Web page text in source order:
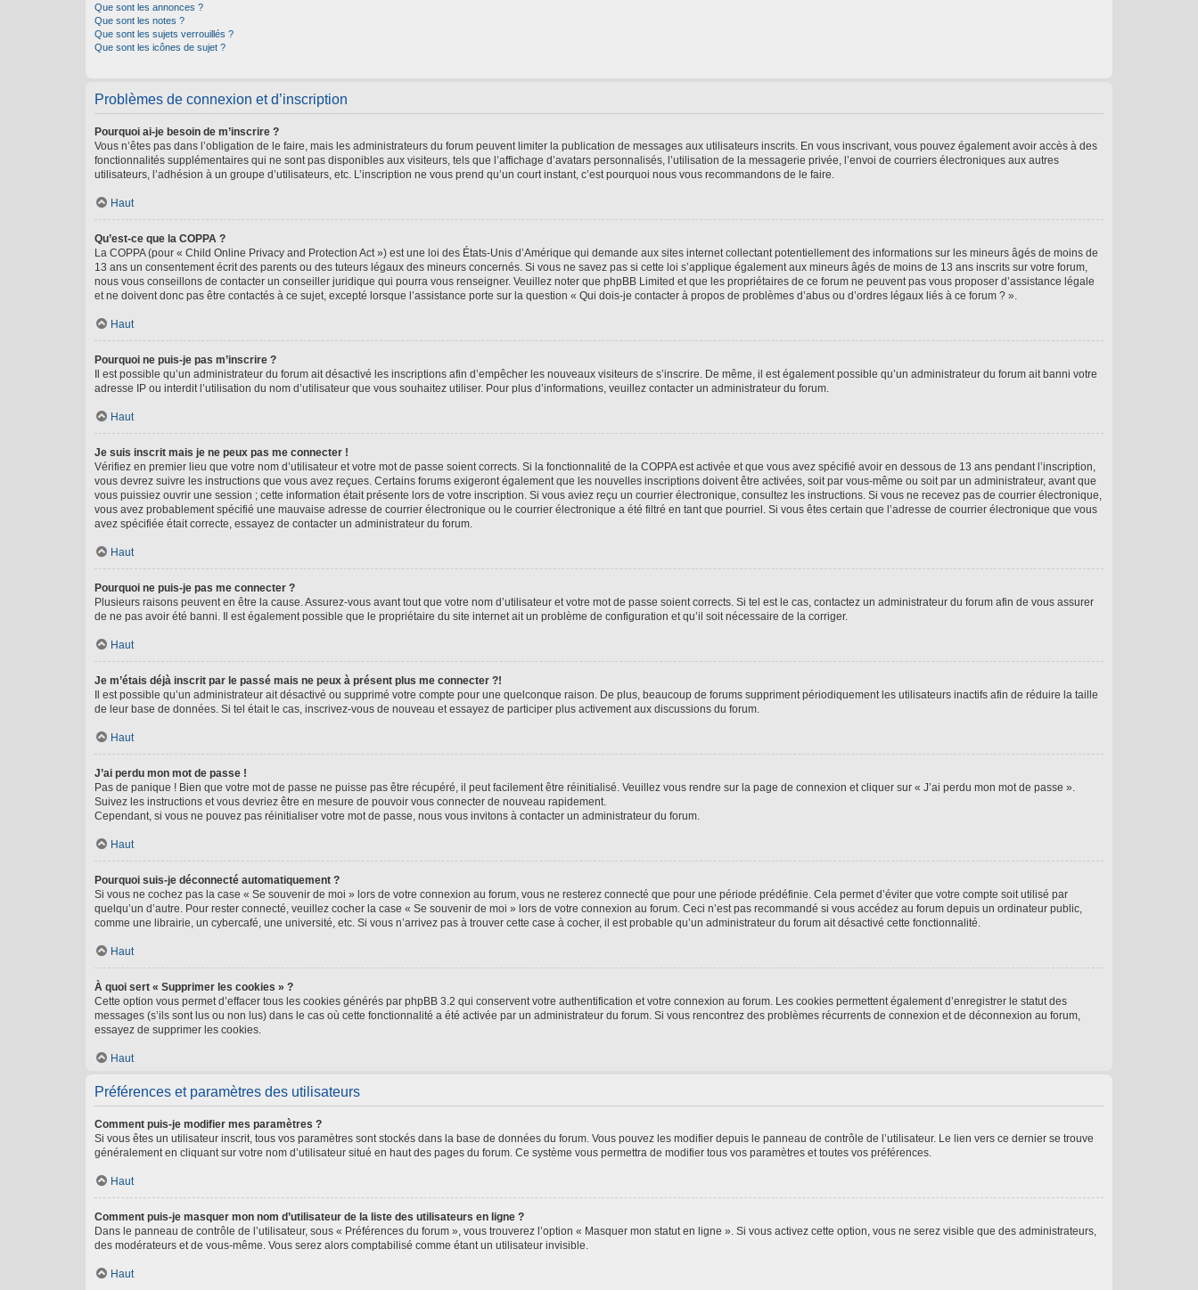
Que sont les annonces ?
Que sont les notes ?
Que sont les sujets verrouillés ?
Que sont les icônes de sujet ?
Problèmes de connexion et d’inscription
Pourquoi ai-je besoin de m’inscrire ?
Vous n’êtes pas dans l’obligation de le faire, mais les administrateurs du forum peuvent limiter la publication de messages aux utilisateurs inscrits. En vous inscrivant, vous pouvez également avoir accès à des
fonctionnalités supplémentaires qui ne sont pas disponibles aux visiteurs, tels que l’affichage d’avatars personnalisés, l’utilisation de la messagerie privée, l’envoi de courriers électroniques aux autres
utilisateurs, l’adhésion à un groupe d’utilisateurs, etc. L’inscription ne vous prend qu’un court instant, c’est pourquoi nous vous recommandons de le faire.
Haut
Qu’est-ce que la COPPA ?
La COPPA (pour « Child Online Privacy and Protection Act ») est une loi des États-Unis d’Amérique qui demande aux sites internet collectant potentiellement des informations sur les mineurs âgés de moins de
13 ans un consentement écrit des parents ou des tuteurs légaux des mineurs concernés. Si vous ne savez pas si cette loi s’applique également aux mineurs âgés de moins de 13 ans inscrits sur votre forum,
nous vous conseillons de contacter un conseiller juridique qui pourra vous renseigner. Veuillez noter que phpBB Limited et que les propriétaires de ce forum ne peuvent pas vous proposer d’assistance légale
et ne doivent donc pas être contactés à ce sujet, excepté lorsque l’assistance porte sur la question « Qui dois-je contacter à propos de problèmes d’abus ou d’ordres légaux liés à ce forum ? ».
Haut
Pourquoi ne puis-je pas m’inscrire ?
Il est possible qu’un administrateur du forum ait désactivé les inscriptions afin d’empêcher les nouveaux visiteurs de s’inscrire. De même, il est également possible qu’un administrateur du forum ait banni votre
adresse IP ou interdit l’utilisation du nom d’utilisateur que vous souhaitez utiliser. Pour plus d’informations, veuillez contacter un administrateur du forum.
Haut
Je suis inscrit mais je ne peux pas me connecter !
Vérifiez en premier lieu que votre nom d’utilisateur et votre mot de passe soient corrects. Si la fonctionnalité de la COPPA est activée et que vous avez spécifié avoir en dessous de 13 ans pendant l’inscription,
vous devrez suivre les instructions que vous avez reçues. Certains forums exigeront également que les nouvelles inscriptions doivent être activées, soit par vous-même ou soit par un administrateur, avant que
vous puissiez ouvrir une session ; cette information était présente lors de votre inscription. Si vous aviez reçu un courrier électronique, consultez les instructions. Si vous ne recevez pas de courrier électronique,
vous avez probablement spécifié une mauvaise adresse de courrier électronique ou le courrier électronique a été filtré en tant que pourriel. Si vous êtes certain que l’adresse de courrier électronique que vous
avez spécifiée était correcte, essayez de contacter un administrateur du forum.
Haut
Pourquoi ne puis-je pas me connecter ?
Plusieurs raisons peuvent en être la cause. Assurez-vous avant tout que votre nom d’utilisateur et votre mot de passe soient corrects. Si tel est le cas, contactez un administrateur du forum afin de vous assurer
de ne pas avoir été banni. Il est également possible que le propriétaire du site internet ait un problème de configuration et qu’il soit nécessaire de la corriger.
Haut
Je m’étais déjà inscrit par le passé mais ne peux à présent plus me connecter ?!
Il est possible qu’un administrateur ait désactivé ou supprimé votre compte pour une quelconque raison. De plus, beaucoup de forums suppriment périodiquement les utilisateurs inactifs afin de réduire la taille
de leur base de données. Si tel était le cas, inscrivez-vous de nouveau et essayez de participer plus activement aux discussions du forum.
Haut
J’ai perdu mon mot de passe !
Pas de panique ! Bien que votre mot de passe ne puisse pas être récupéré, il peut facilement être réinitialisé. Veuillez vous rendre sur la page de connexion et cliquer sur « J’ai perdu mon mot de passe ».
Suivez les instructions et vous devriez être en mesure de pouvoir vous connecter de nouveau rapidement.
Cependant, si vous ne pouvez pas réinitialiser votre mot de passe, nous vous invitons à contacter un administrateur du forum.
Haut
Pourquoi suis-je déconnecté automatiquement ?
Si vous ne cochez pas la case « Se souvenir de moi » lors de votre connexion au forum, vous ne resterez connecté que pour une période prédéfinie. Cela permet d’éviter que votre compte soit utilisé par
quelqu’un d’autre. Pour rester connecté, veuillez cocher la case « Se souvenir de moi » lors de votre connexion au forum. Ceci n’est pas recommandé si vous accédez au forum depuis un ordinateur public,
comme une librairie, un cybercafé, une université, etc. Si vous n’arrivez pas à trouver cette case à cocher, il est probable qu’un administrateur du forum ait désactivé cette fonctionnalité.
Haut
À quoi sert « Supprimer les cookies » ?
Cette option vous permet d’effacer tous les cookies générés par phpBB 3.2 qui conservent votre authentification et votre connexion au forum. Les cookies permettent également d’enregistrer le statut des
messages (s’ils sont lus ou non lus) dans le cas où cette fonctionnalité a été activée par un administrateur du forum. Si vous rencontrez des problèmes récurrents de connexion et de déconnexion au forum,
essayez de supprimer les cookies.
Haut
Préférences et paramètres des utilisateurs
Comment puis-je modifier mes paramètres ?
Si vous êtes un utilisateur inscrit, tous vos paramètres sont stockés dans la base de données du forum. Vous pouvez les modifier depuis le panneau de contrôle de l’utilisateur. Le lien vers ce dernier se trouve
généralement en cliquant sur votre nom d’utilisateur situé en haut des pages du forum. Ce système vous permettra de modifier tous vos paramètres et toutes vos préférences.
Haut
Comment puis-je masquer mon nom d’utilisateur de la liste des utilisateurs en ligne ?
Dans le panneau de contrôle de l’utilisateur, sous « Préférences du forum », vous trouverez l’option « Masquer mon statut en ligne ». Si vous activez cette option, vous ne serez visible que des administrateurs,
des modérateurs et de vous-même. Vous serez alors comptabilisé comme étant un utilisateur invisible.
Haut